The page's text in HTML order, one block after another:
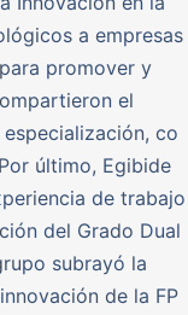
a empresas
promover y
el
co
último, Egibide
de trabajo
del Grado Dual
subrayó la
de la FP